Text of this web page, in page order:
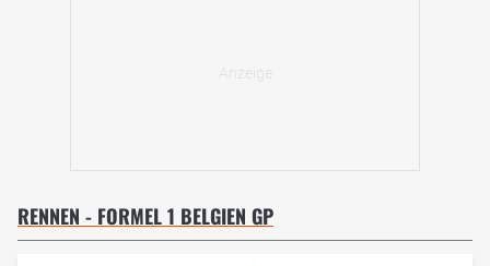
RENNEN - FORMEL 1 BELGIEN GP